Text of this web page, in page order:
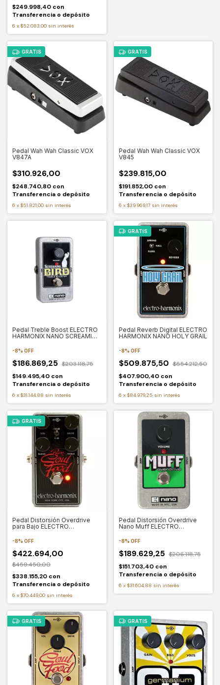
$249.998,40 con
Transferencia o depósito
6 x $52.083,00 sin interés
GRATIS
Pedal Wah Wah Classic VOX
V847A
$310.926,00
$248.740,80 con
Transferencia o depósito
6 x $51.821,00 sin interés
GRATIS
Pedal Wah Wah Classic VOX
V845
$239.815,00
$191.852,00 con
Transferencia o depósito
6 x $39.969,17 sin interés
Pedal Treble Boost ELECTRO
HARMONIX NANO SCREAMING
-8% OFF
$186.869,25 $203.118,75
$149.495,40 con
Transferencia o depósito
6 x $31.144,88 sin interés
GRATIS
Pedal Reverb Digital ELECTRO
HARMONIX NANO HOLY GRAIL
-8% OFF
$509.875,50 $554.212,50
$407.900,40 con
Transferencia o depósito
6 x $84.979,25 sin interés
GRATIS
Pedal Distorsión Overdrive
para Bajo ELECTRO
-8% OFF
$422.694,00
$459.450,00
$338.155,20 con
Transferencia o depósito
6 x $70.449,00 sin interés
Pedal Distorsión Overdrive
Nano Muff ELECTRO
-8% OFF
$189.629,25 $206.118,75
$151.703,40 con
Transferencia o depósito
6 x $31.604,88 sin interés
GRATIS GRATIS